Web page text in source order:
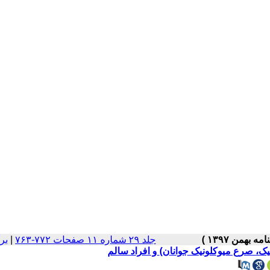
جلد ۲۹ شماره ۱۱ صفحات ۷۷۲-۷۶۳
صرع میوکلونیک جوانان) و افراد سالم